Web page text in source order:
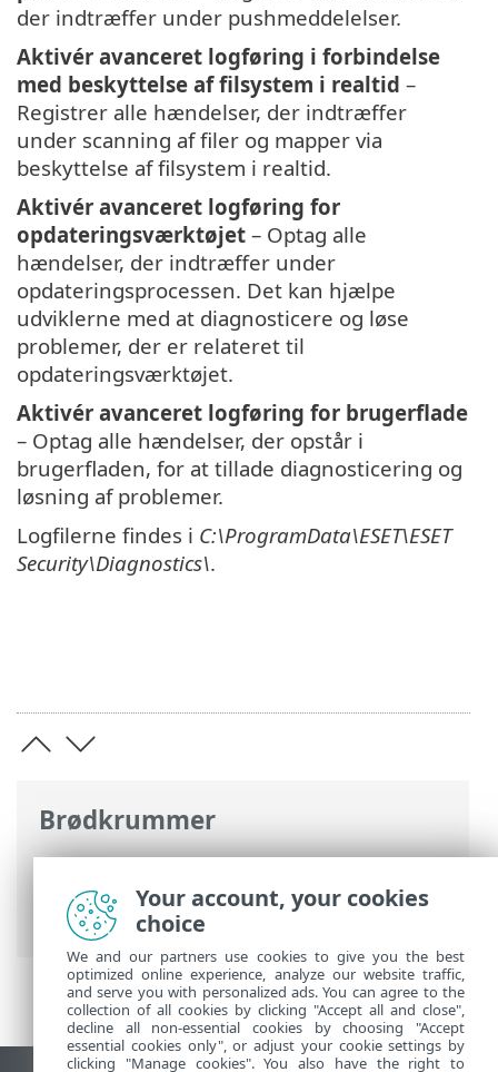
Brødkrummer
ESET-onlinehjælp>ESET Security
Ultimate
>Avanceret opsætning>
Fejlfinding > Diagnostik
der indtræffer under pushmeddelelser.
Aktivér avanceret logføring i forbindelse
med beskyttelse af filsystem i realtid –
Registrer alle hændelser, der indtræffer
under scanning af filer og mapper via
beskyttelse af filsystem i realtid.
Aktivér avanceret logføring for
opdateringsværktøjet – Optag alle
hændelser, der indtræffer under
opdateringsprocessen. Det kan hjælpe
udviklerne med at diagnosticere og løse
problemer, der er relateret til
opdateringsværktøjet.
Aktivér avanceret logføring for brugerflade
– Optag alle hændelser, der opstår i
brugerfladen, for at tillade diagnosticering og
løsning af problemer.
Logfilerne findes i C:\ProgramData\ESET\ESET
Security\Diagnostics\.
Your account, your cookies
choice
We and our partners use cookies to give you the best
optimized online experience, analyze our website traffic,
and serve you with personalized ads. You can agree to the
collection of all cookies by clicking "Accept all and close",
decline all non-essential cookies by choosing "Accept
essential cookies only", or adjust your cookie settings by
clicking "Manage cookies". You also have the right to